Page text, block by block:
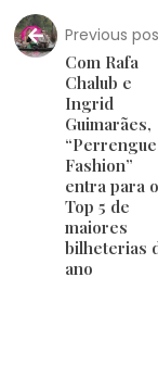
Previous
Com Rafa
Chalub e
Ingrid
Guimarães,
“Perrengue
Fashion”
entra para o
Top 5 de
maiores
bilheterias
ano